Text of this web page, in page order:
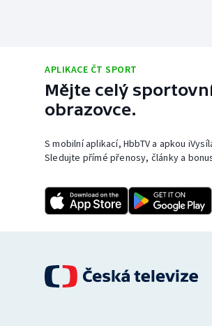
APLIKACE ČT SPORT
Mějte celý
obrazovce.
S mobilní aplikací, HbbTV a apkou
Sledujte přímé přenosy, články a